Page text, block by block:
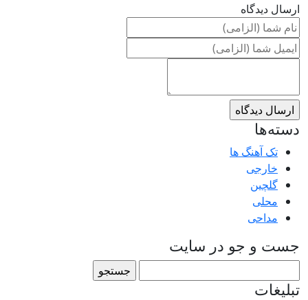
ارسال دیدگاه
دسته‌ها
تک آهنگ ها
خارجی
گلچین
محلی
مداحی
جست و جو در سایت
برای:
تبلیغات